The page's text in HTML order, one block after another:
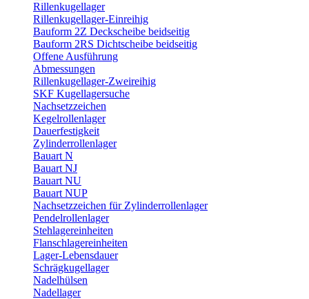
Rillenkugellager
Rillenkugellager-Einreihig
Bauform 2Z Deckscheibe beidseitig
Bauform 2RS Dichtscheibe beidseitig
Offene Ausführung
Abmessungen
Rillenkugellager-Zweireihig
SKF Kugellagersuche
Nachsetzzeichen
Kegelrollenlager
Dauerfestigkeit
Zylinderrollenlager
Bauart N
Bauart NJ
Bauart NU
Bauart NUP
Nachsetzzeichen für Zylinderrollenlager
Pendelrollenlager
Stehlagereinheiten
Flanschlagereinheiten
Lager-Lebensdauer
Schrägkugellager
Nadelhülsen
Nadellager